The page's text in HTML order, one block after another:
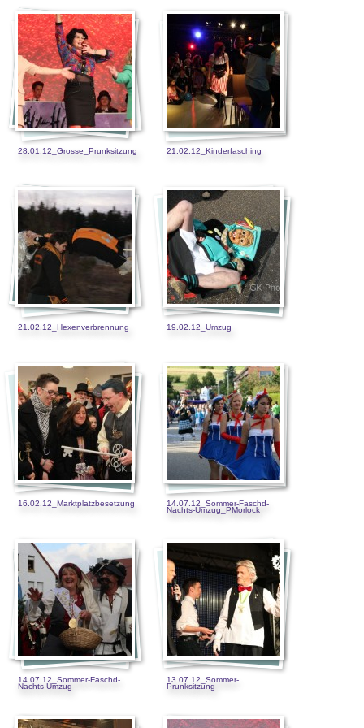
28.01.12_Grosse_Prunksitzung 21.02.12_Kinderfasching
21.02.12_Hexenverbrennung 19.02.12_Umzug
16.02.12_Marktplatzbesetzung 14.07.12_Sommer-Faschd-
Nachts-Umzug_PMorlock
14.07.12_Sommer-Faschd-
Nachts-Umzug
13.07.12_Sommer-
Prunksitzung